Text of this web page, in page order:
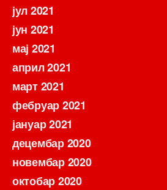
јул 2021
јун 2021
мај 2021
април 2021
март 2021
фебруар 2021
јануар 2021
децембар 2020
новембар 2020
октобар 2020